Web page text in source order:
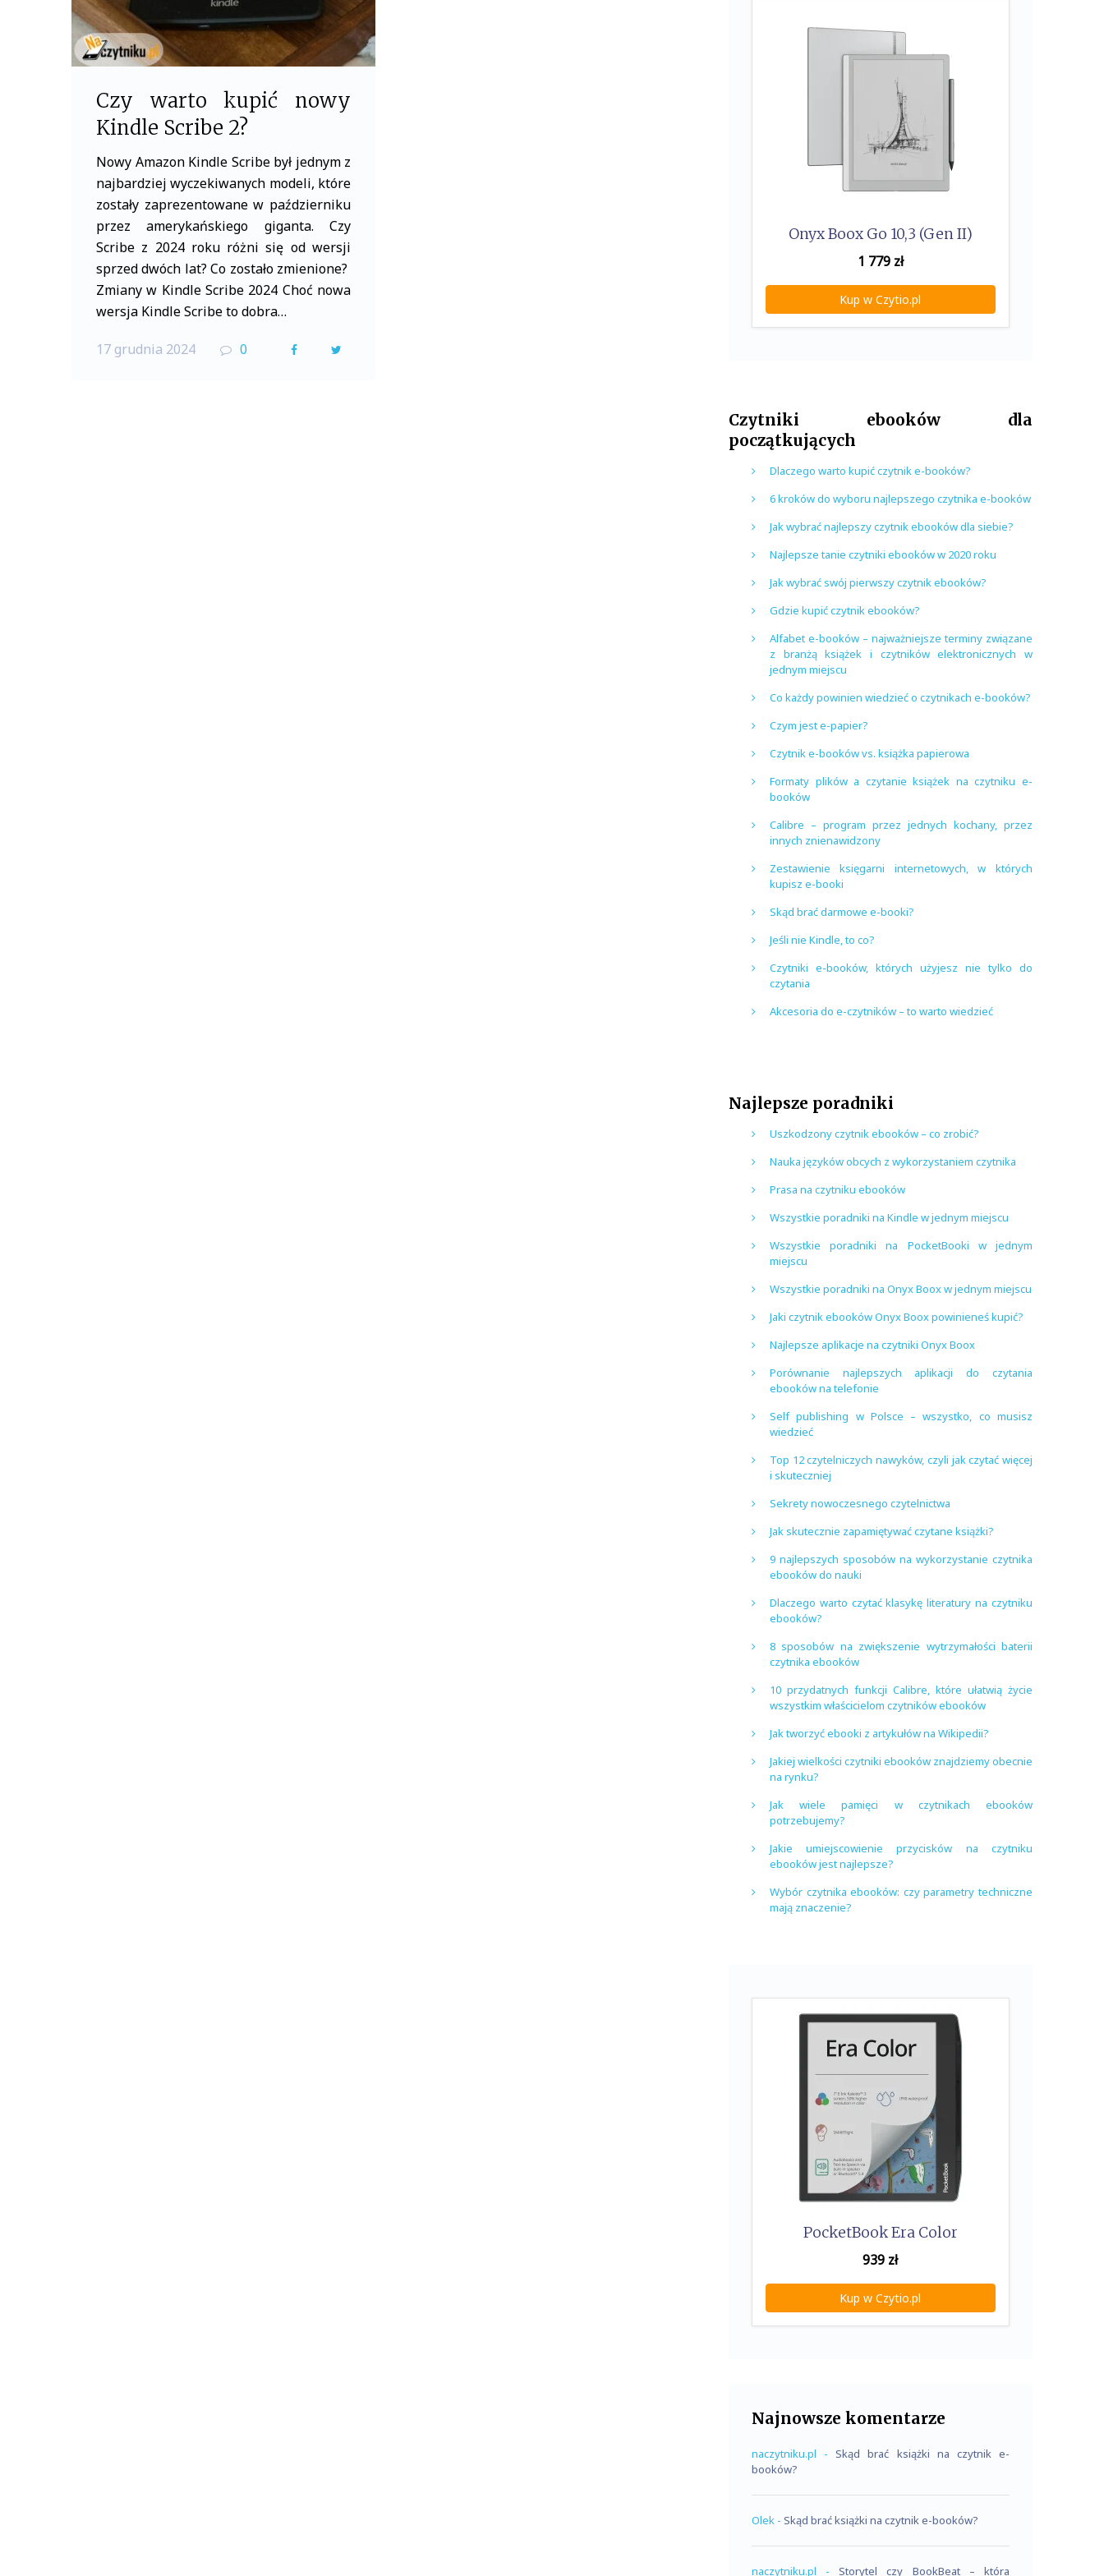
Czy warto kupić nowy
Kindle Scribe 2?
Nowy Amazon Kindle Scribe był jednym z
najbardziej wyczekiwanych modeli, które
zostały zaprezentowane w październiku
przez amerykańskiego giganta. Czy
Scribe z 2024 roku różni się od wersji
sprzed dwóch lat? Co zostało zmienione?
Zmiany w Kindle Scribe 2024 Choć nowa
wersja Kindle Scribe to dobra…
17 grudnia 2024 0
F
Onyx Boox Go 10,3 (Gen II)
1 779zł
Kup w Czytio.pl
Czytniki ebooków dla
początkujących
Dlaczego warto kupić czytnik e-booków?
6 kroków do wyboru najlepszego czytnika e-booków
Jak wybrać najlepszy czytnik ebooków dla siebie?
Najlepsze tanie czytniki ebooków w 2020 roku
Jak wybrać swój pierwszy czytnik ebooków?
Gdzie kupić czytnik ebooków?
Alfabet e-booków – najważniejsze terminy związane
z branżą książek i czytników elektronicznych w
jednym miejscu
Co każdy powinien wiedzieć o czytnikach e-booków?
Czym jest e-papier?
Czytnik e-booków vs. książka papierowa
Formaty plików a czytanie książek na czytniku e-
booków
Calibre – program przez jednych kochany, przez
innych znienawidzony
Zestawienie księgarni internetowych, w których
kupisz e-booki
Skąd brać darmowe e-booki?
Jeśli nie Kindle, to co?
Czytniki e-booków, których użyjesz nie tylko do
czytania
Akcesoria do e-czytników – to warto wiedzieć
Najlepsze poradniki
Uszkodzony czytnik ebooków – co zrobić?
Nauka języków obcych z wykorzystaniem czytnika
Prasa na czytniku ebooków
Wszystkie poradniki na Kindle w jednym miejscu
Wszystkie poradniki na PocketBooki w jednym
miejscu
Wszystkie poradniki na Onyx Boox w jednym miejscu
Jaki czytnik ebooków Onyx Boox powinieneś kupić?
Najlepsze aplikacje na czytniki Onyx Boox
Porównanie najlepszych aplikacji do czytania
ebooków na telefonie
Self publishing w Polsce – wszystko, co musisz
wiedzieć
Top 12 czytelniczych nawyków, czyli jak czytać więcej
i skuteczniej
Sekrety nowoczesnego czytelnictwa
Jak skutecznie zapamiętywać czytane książki?
9 najlepszych sposobów na wykorzystanie czytnika
ebooków do nauki
Dlaczego warto czytać klasykę literatury na czytniku
ebooków?
8 sposobów na zwiększenie wytrzymałości baterii
czytnika ebooków
10 przydatnych funkcji Calibre, które ułatwią życie
wszystkim właścicielom czytników ebooków
Jak tworzyć ebooki z artykułów na Wikipedii?
Jakiej wielkości czytniki ebooków znajdziemy obecnie
na rynku?
Jak wiele pamięci w czytnikach ebooków
potrzebujemy?
Jakie umiejscowienie przycisków na czytniku
ebooków jest najlepsze?
Wybór czytnika ebooków: czy parametry techniczne
mają znaczenie?
PocketBook Era Color
939 zł
Kup w Czytio.pl
Najnowsze komentarze
naczytniku.pl - Skąd brać książki na czytnik e-
booków?
Olek - Skąd brać książki na czytnik e-booków?
naczytniku.pl - Storytel czy BookBeat – która